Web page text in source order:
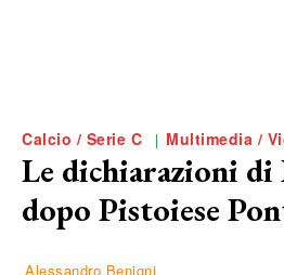
Calcio / Serie C Multimedia /
Le dichiarazioni di
dopo Pistoiese
Alessandro Benigni